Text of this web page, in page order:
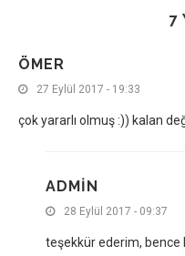
7
ÖMER
27 Eylül 2017 - 19:33
çok yararlı olmuş :)) kalan
ADMIN
28 Eylül 2017 - 09:37
teşekkür ederim, bence